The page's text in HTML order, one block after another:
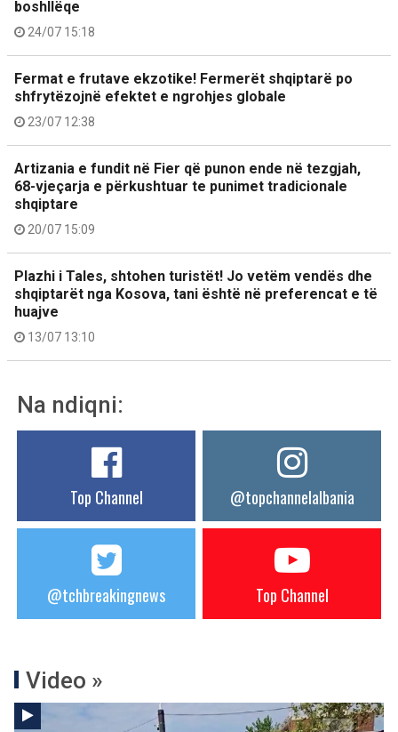
boshllëqe
24/07 15:18
Fermat e frutave ekzotike! Fermerët shqiptarë po
shfrytëzojnë efektet e ngrohjes globale
23/07 12:38
Artizania e fundit në Fier që punon ende në tezgjah,
68-vjeçarja e përkushtuar te punimet tradicionale
shqiptare
20/07 15:09
Plazhi i Tales, shtohen turistët! Jo vetëm vendës dhe
shqiptarët nga Kosova, tani është në preferencat e të
huajve
13/07 13:10
Na ndiqni:
Top Channel @topchannelalbania
@tchbreakingnews Top Channel
Video »